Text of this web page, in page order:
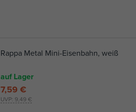
Rappa Metal Mini-Eisenbahn, weiß
auf Lager
UVP: 9,49 €
7,59 €